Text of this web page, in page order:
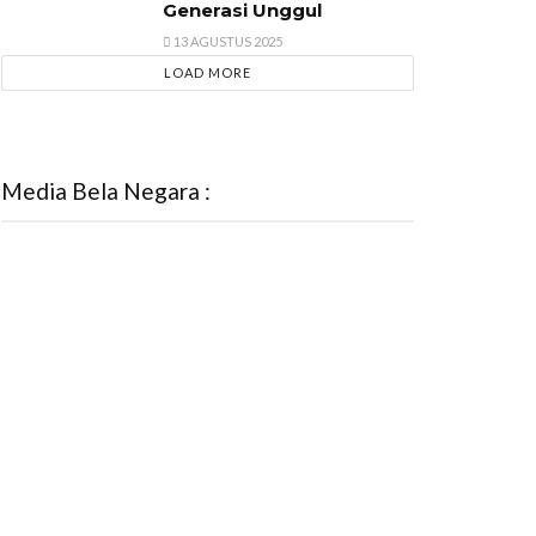
Generasi Unggul
13 AGUSTUS 2025
LOAD MORE
Media Bela Negara :